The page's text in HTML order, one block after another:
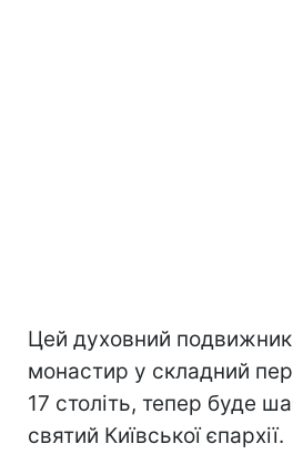
Цей духовний
монастир у складний
17 століть, тепер буде
святий Київської єпархії.